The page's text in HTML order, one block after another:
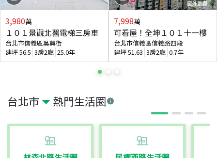
台北市 熱門生活圈
3,980萬
１０１景觀北醫電梯三房車
台北市信義區吳興街
建坪56.5 3房2廳 25.0年
7,998萬
可看屋！全坤１０１十一樓
台北市信義區信義路四段
建坪51.63 3房2廳 0.7年